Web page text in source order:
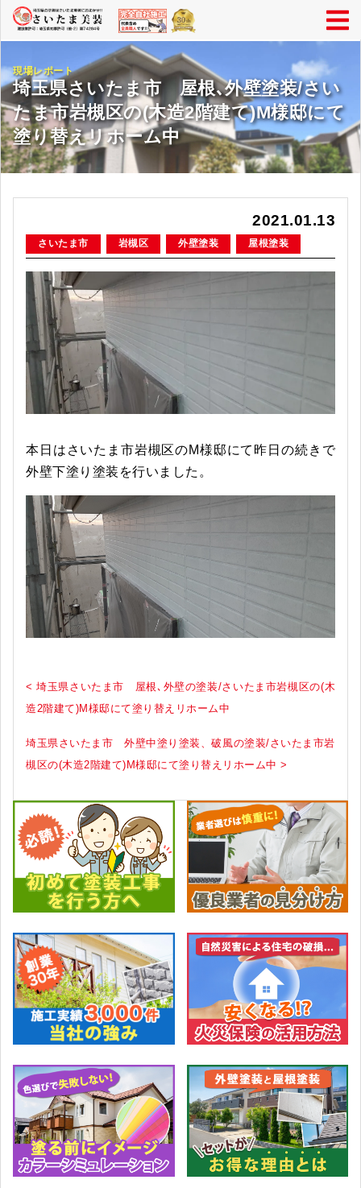
現場レポート
埼玉県さいたま市 屋根､外壁塗装/さい
たま市岩槻区の(木造2階建て)M様邸にて
塗り替えリホーム中
2021.01.13
さいたま市 岩槻区 外壁塗装 屋根塗装
本日はさいたま市岩槻区のM様邸にて昨日の続きで
外壁下塗り塗装を行いました。
< 埼玉県さいたま市 屋根､外壁の塗装/さいたま市岩槻区の(木
造2階建て)M様邸にて塗り替えリホーム中
埼玉県さいたま市 外壁中塗り塗装、破風の塗装/さいたま市岩
槻区の(木造2階建て)M様邸にて塗り替えリホーム中 >